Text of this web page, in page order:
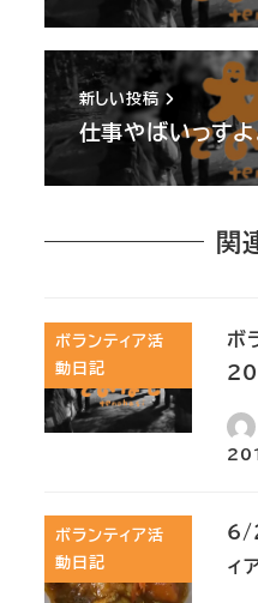
新しい投稿
仕事やばいっすよ
関
ボランティア活
動日記
ボ
ボランティア活
動日記
6/
ィ